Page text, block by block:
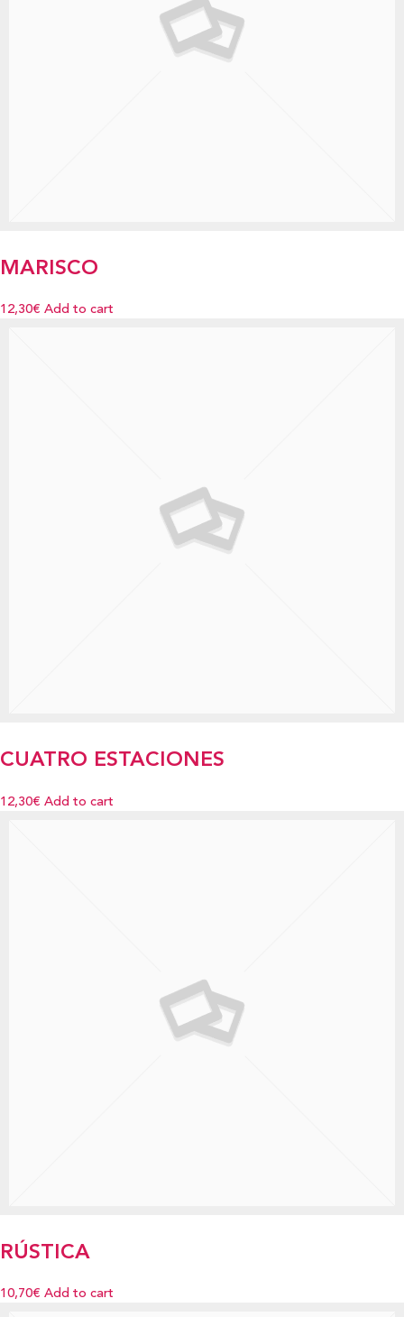
MARISCO
12,30€ Add to cart
CUATRO ESTACIONES
12,30€ Add to cart
RÚSTICA
10,70€ Add to cart